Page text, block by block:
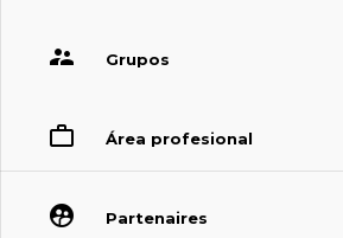
Grupos
Área profesional
Partenaires